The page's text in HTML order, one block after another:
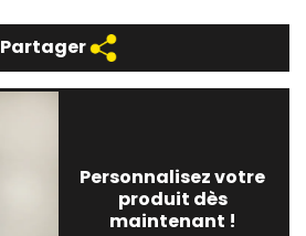
Partager
Personnalisez votre
produit dès
maintenant !